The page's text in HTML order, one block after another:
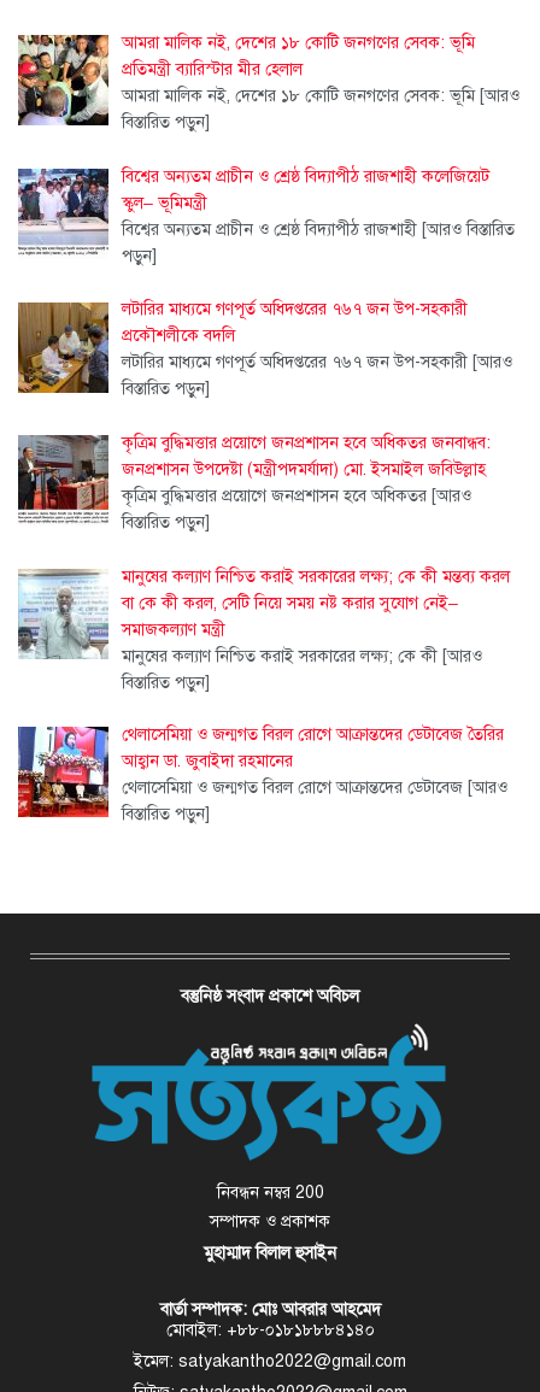
আমরা মালিক নই, দেশের ১৮ কোটি জনগণের সেবক: ভূমি
প্রতিমন্ত্রী ব্যারিস্টার মীর হেলাল
আমরা মালিক নই, দেশের ১৮ কোটি জনগণের সেবক: ভূমি [আরও
বিস্তারিত পড়ুন]
বিশ্বের অন্যতম প্রাচীন ও শ্রেষ্ঠ বিদ্যাপীঠ রাজশাহী কলেজিয়েট
স্কুল– ভূমিমন্ত্রী
বিশ্বের অন্যতম প্রাচীন ও শ্রেষ্ঠ বিদ্যাপীঠ রাজশাহী [আরও বিস্তারিত
পড়ুন]
লটারির মাধ্যমে গণপূর্ত অধিদপ্তরের ৭৬৭ জন উপ-সহকারী
প্রকৌশলীকে বদলি
লটারির মাধ্যমে গণপূর্ত অধিদপ্তরের ৭৬৭ জন উপ-সহকারী [আরও
বিস্তারিত পড়ুন]
কৃত্রিম বুদ্ধিমত্তার প্রয়োগে জনপ্রশাসন হবে অধিকতর জনবান্ধব:
জনপ্রশাসন উপদেষ্টা (মন্ত্রীপদমর্যাদা) মো. ইসমাইল জবিউল্লাহ
কৃত্রিম বুদ্ধিমত্তার প্রয়োগে জনপ্রশাসন হবে অধিকতর [আরও
বিস্তারিত পড়ুন]
মানুষের কল্যাণ নিশ্চিত করাই সরকারের লক্ষ্য; কে কী মন্তব্য করল
বা কে কী করল, সেটি নিয়ে সময় নষ্ট করার সুযোগ নেই–
সমাজকল্যাণ মন্ত্রী
মানুষের কল্যাণ নিশ্চিত করাই সরকারের লক্ষ্য; কে কী [আরও
বিস্তারিত পড়ুন]
থেলাসেমিয়া ও জন্মগত বিরল রোগে আক্রান্তদের ডেটাবেজ তৈরির
আহ্বান ডা. জুবাইদা রহমানের
থেলাসেমিয়া ও জন্মগত বিরল রোগে আক্রান্তদের ডেটাবেজ [আরও
বিস্তারিত পড়ুন]
বস্তুনিষ্ঠ সংবাদ প্রকাশে অবিচল
নিবন্ধন নম্বর 200
সম্পাদক ও প্রকাশক
মুহাম্মাদ বিলাল হুসাইন
বার্তা সম্পাদক: মোঃ আবরার আহমেদ
মোবাইল: +৮৮-০১৮১৮৮৮৪১৪০
ইমেল: satyakantho2022@gmail.com